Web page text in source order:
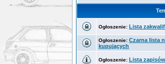
Ogłoszenie: Lista
Ogłoszenie: Czarna lista
kupujących
Ogłoszenie: Lista